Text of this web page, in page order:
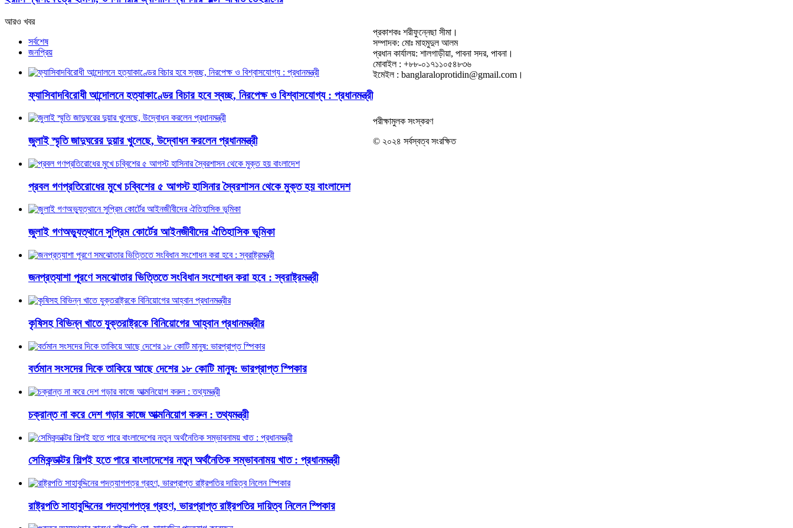
আরও খবর
সর্বশেষ
জনপ্রিয়
ফ্যাসিবাদবিরোধী আন্দোলনে হত্যাকাণ্ডের বিচার হবে স্বচ্ছ, নিরপেক্ষ ও বিশ্বাসযোগ্য : প্রধানমন্ত্রী
জুলাই স্মৃতি জাদুঘরের দুয়ার খুলেছে, উদ্বোধন করলেন প্রধানমন্ত্রী
প্রবল গণপ্রতিরোধের মুখে চব্বিশের ৫ আগস্ট হাসিনার স্বৈরশাসন থেকে মুক্ত হয় বাংলাদেশ
জুলাই গণঅভ্যুত্থানে সুপ্রিম কোর্টের আইনজীবীদের ঐতিহাসিক ভূমিকা
জনপ্রত্যাশা পূরণে সমঝোতার ভিত্তিতে সংবিধান সংশোধন করা হবে : স্বরাষ্ট্রমন্ত্রী
কৃষিসহ বিভিন্ন খাতে যুক্তরাষ্ট্রকে বিনিয়োগের আহ্বান প্রধানমন্ত্রীর
বর্তমান সংসদের দিকে তাকিয়ে আছে দেশের ১৮ কোটি মানুষ: ভারপ্রাপ্ত স্পিকার
চক্রান্ত না করে দেশ গড়ার কাজে আত্মনিয়োগ করুন : তথ্যমন্ত্রী
সেমিকন্ডাক্টর শিল্পই হতে পারে বাংলাদেশের নতুন অর্থনৈতিক সম্ভাবনাময় খাত : প্রধানমন্ত্রী
রাষ্ট্রপতি সাহাবুদ্দিনের পদত্যাগপত্র গ্রহণ, ভারপ্রাপ্ত রাষ্ট্রপতির দায়িত্ব নিলেন স্পিকার
প্রকাশকঃ শরীফুন্নেছা সীমা।
সম্পাদক: মোঃ মাহমুদুল আলম
প্রধান কার্যালয়: শালগাড়ীয়া, পাবনা সদর, পাবনা।
মোবাইল : +৮৮-০১৭১১০৫৪৮৩৬
ইমেইল : banglaraloprotidin@gmail.com।
পরীক্ষামুলক সংস্করণ
© ২০২৪ সর্বস্বত্ব সংরক্ষিত